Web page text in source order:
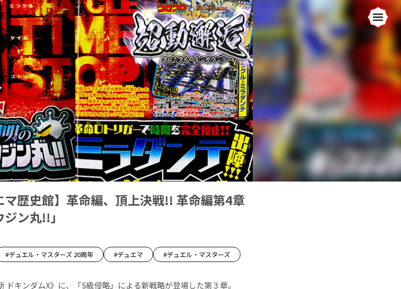
マ歴史館】革命編、頂上決戦!! 革命編第4章
ン丸!!」
#デュエル・マスターズ 20周年 #デュエマ #デュエル・マスターズ
ドキンダムX》に、「S級侵略」による新戦略が登場した第３章。